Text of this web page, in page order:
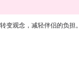
变观念，减轻伴侣的负担。